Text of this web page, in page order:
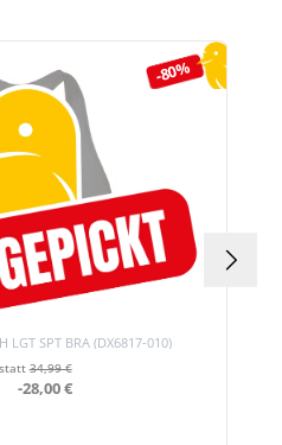
-80%
LGT SPT BRA (DX6817-010)
statt34,99 €
-28,00 €